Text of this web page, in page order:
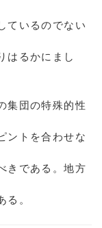
ているのでない
はるかにまし
集団の特殊的性
ントを合わせな
きである。地方
る。